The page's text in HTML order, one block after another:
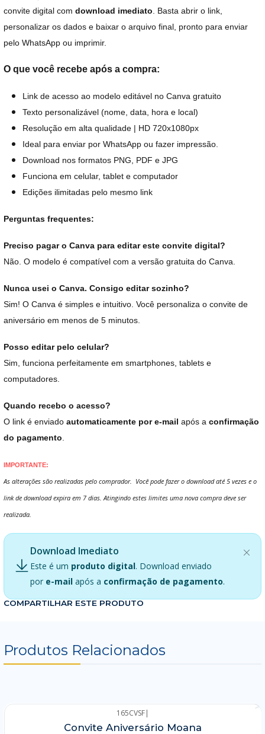
convite digital com download imediato . Basta abrir o link,
personalizar os dados e baixar o arquivo final, pronto para enviar
pelo WhatsApp ou imprimir.
O que você recebe após a compra:
Link de acesso ao modelo editável no Canva gratuito
Texto personalizável (nome, data, hora e local)
Resolução em alta qualidade | HD 720x1080px
Ideal para enviar por WhatsApp ou fazer impressão.
Download nos formatos PNG, PDF e JPG
Funciona em celular, tablet e computador
Edições ilimitadas pelo mesmo link
Perguntas frequentes:
Preciso pagar o Canva para editar este convite digital?
Não. O modelo é compatível com a versão gratuita do Canva.
Nunca usei o Canva. Consigo editar sozinho?
Sim! O Canva é simples e intuitivo. Você personaliza o convite de
aniversário em menos de 5 minutos.
Posso editar pelo celular?
Sim, funciona perfeitamente em smartphones, tablets e
computadores.
Quando recebo o acesso?
O link é enviado automaticamente por e-mail após a confirmação
do pagamento
IMPORTANTE:
As alterações são realizadas pelo comprador. Você pode fazer o download até 5 vezes e o
link de download expira em 7 dias. Atingindo estes limites uma nova compra deve ser
realizada.
Download Imediato
Este é um produto digital. Download enviado
por e-mail após a confirmação de pagamento.
COMPARTILHAR ESTE PRODUTO
Produtos Relacionados
165CVSF|
Convite Aniversário Moana